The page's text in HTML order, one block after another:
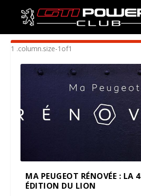
ÉTIQUETTE :
MA PEUGEOT RÉNOVÉE : LA
ÉDITION DU LION